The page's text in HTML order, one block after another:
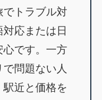
でトラブル対
応または日
心です。一方
問題ない人
近と価格を